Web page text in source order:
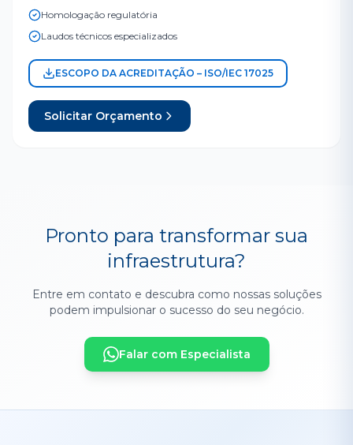
Homologação regulatória
Laudos técnicos especializados
ESCOPO DA ACREDITAÇÃO – ISO/IEC 17025
Solicitar Orçamento
Pronto para transformar sua
infraestrutura?
Entre em contato e descubra como nossas soluções
podem impulsionar o sucesso do seu negócio.
Falar com Especialista